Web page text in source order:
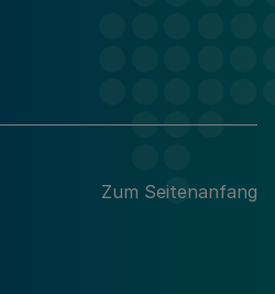
Zum Seitenanfang